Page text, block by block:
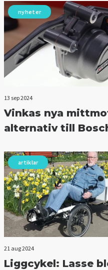
nyheter
13 sep 2024
Vinkas nya
alternativ till
artiklar
21 aug 2024
Liggcykel: Lasse